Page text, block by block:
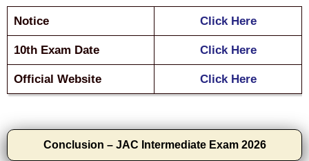
Notice Click Here
10th Exam Date Click Here
Official Website Click Here
Conclusion – JAC Intermediate Exam 2026